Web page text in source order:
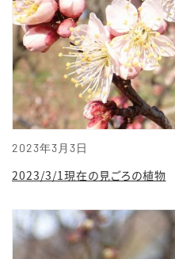
2023年3月3日
2023/3/1現在の見ごろの植物